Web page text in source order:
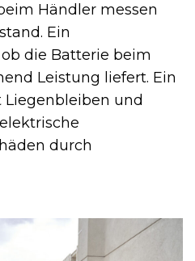
Händler messen
Ein
die Batterie beim
Leistung liefert. Ein
und
durch